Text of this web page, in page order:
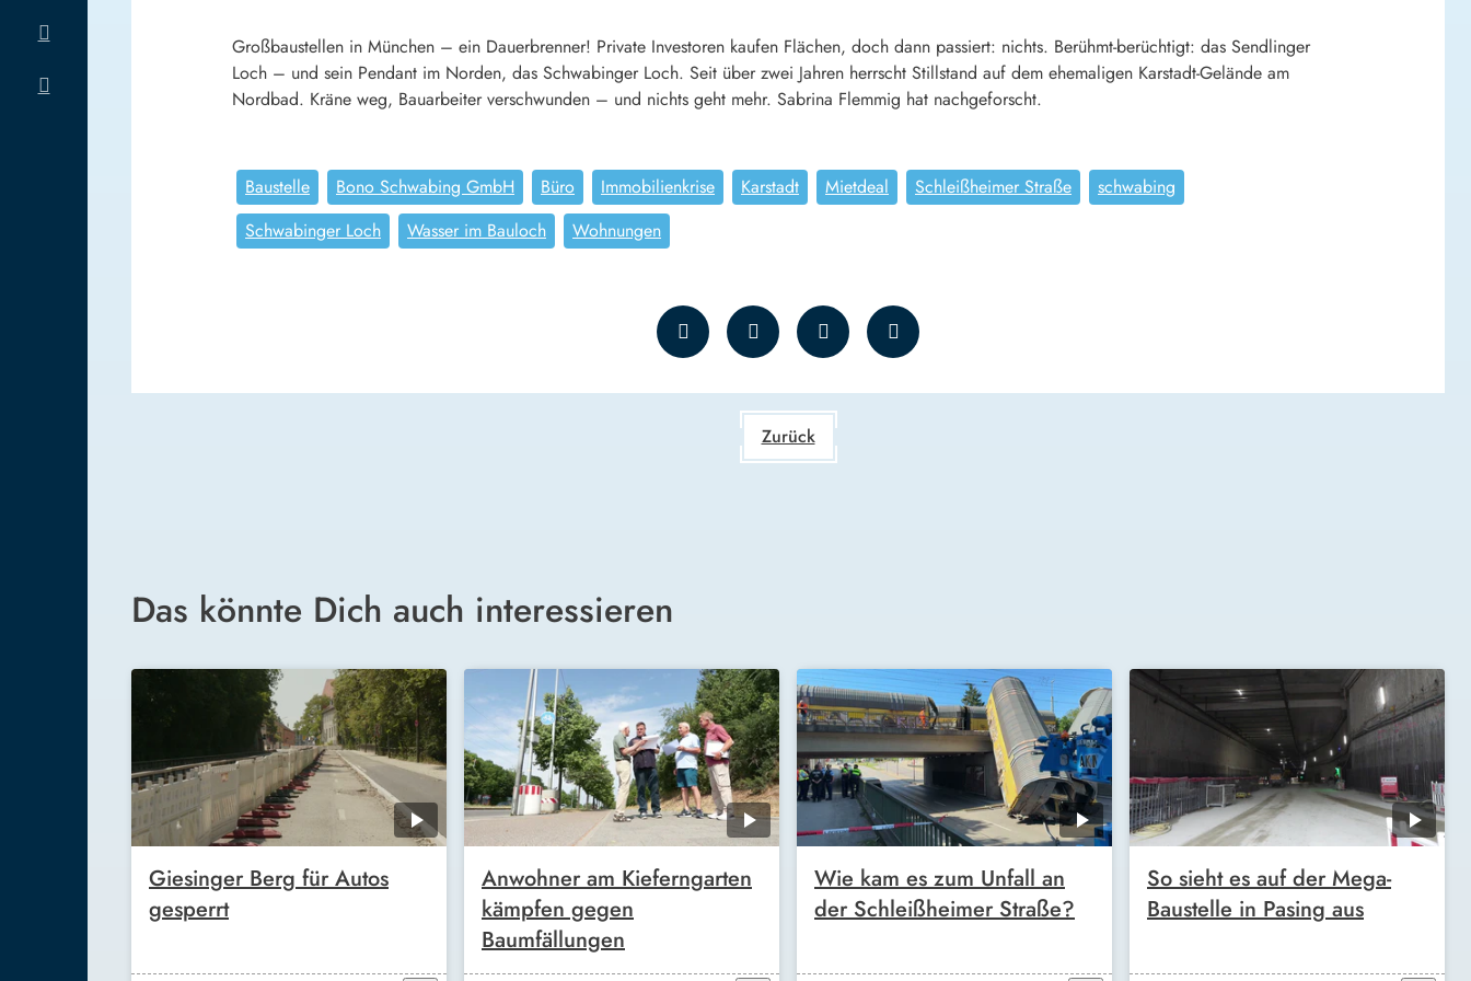
Großbaustellen in München – ein Dauerbrenner! Private Investoren kaufen Flächen, doch dann passiert: nichts. Berühmt-berüchtigt: das Sendlinger
Loch – und sein Pendant im Norden, das Schwabinger Loch. Seit über zwei Jahren herrscht Stillstand auf dem ehemaligen Karstadt-Gelände am
Nordbad. Kräne weg, Bauarbeiter verschwunden – und nichts geht mehr. Sabrina Flemmig hat nachgeforscht.
Baustelle Bono Schwabing GmbH Büro Immobilienkrise Karstadt Mietdeal Schleißheimer Straße
schwabing
Schwabinger Loch
Wasser im Bauloch Wohnungen
Zurück
Das könnte Dich auch interessieren
Giesinger Berg für Autos
gesperrt
Anwohner am Kieferngarten
kämpfen gegen
Baumfällungen
Wie kam es zum Unfall an
der Schleißheimer Straße?
So sieht es auf der Mega-
Baustelle in Pasing aus